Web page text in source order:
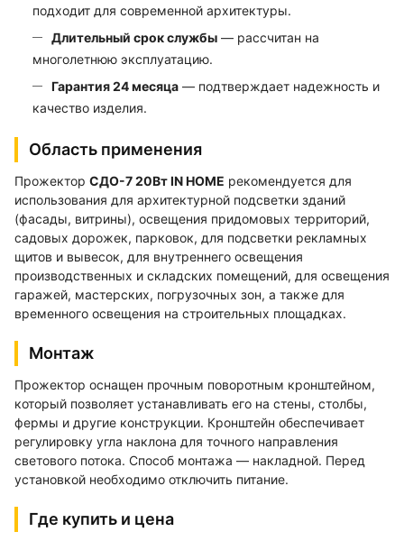
подходит для современной архитектуры.
Длительный срок службы — рассчитан на
многолетнюю эксплуатацию.
Гарантия 24 месяца — подтверждает надежность и
качество изделия.
Область применения
Прожектор СДО-7 20Вт IN HOME рекомендуется для
использования для архитектурной подсветки зданий
(фасады, витрины), освещения придомовых территорий,
садовых дорожек, парковок, для подсветки рекламных
щитов и вывесок, для внутреннего освещения
производственных и складских помещений, для освещения
гаражей, мастерских, погрузочных зон, а также для
временного освещения на строительных площадках.
Монтаж
Прожектор оснащен прочным поворотным кронштейном,
который позволяет устанавливать его на стены, столбы,
фермы и другие конструкции. Кронштейн обеспечивает
регулировку угла наклона для точного направления
светового потока. Способ монтажа — накладной. Перед
установкой необходимо отключить питание.
Где купить и цена